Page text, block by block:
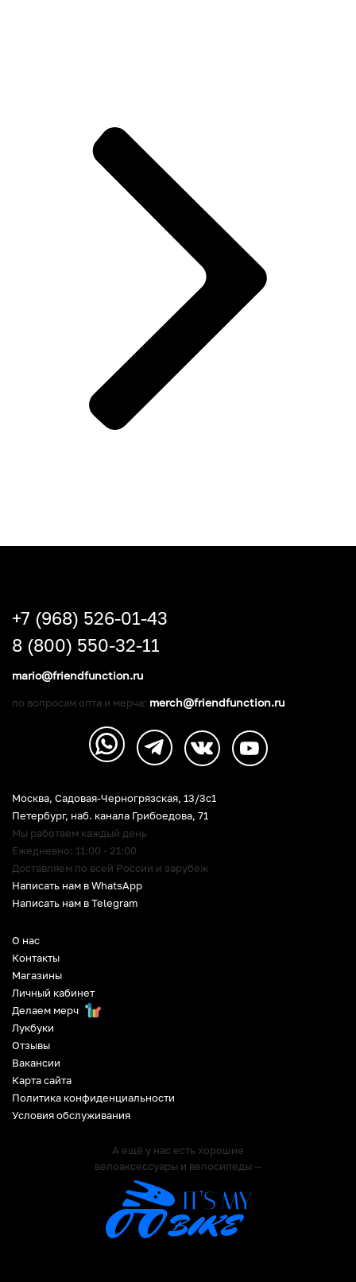
О нас
Контакты
Магазины
Личный кабинет
Делаем мерч
Лукбуки
Отзывы
Вакансии
Карта сайта
Политика конфиденциальности
Условия обслуживания
А ещё у нас есть хорошие
велоаксессуары и велосипеды —
Москва, Садовая-Черногрязская, 13/3c1
Петербург, наб. канала Грибоедова, 71
Мы работаем каждый день
Ежедневно: 11:00 - 21:00
Доставляем по всей России и зарубеж
Написать нам в WhatsApp
Написать нам в Telegram
+7 (968) 526-01-43
8 (800) 550-32-11
mario@friendfunction.ru
по вопросам опта и мерча: merch@friendfunction.ru